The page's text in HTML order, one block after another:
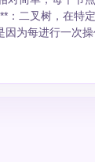
为每进行一次操
使得
树还可以优化